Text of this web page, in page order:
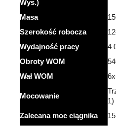
Wys.)
Masa
Szerokość robocza
Wydajność pracy
4
ObrotyWOM
Wał WOM
Mocowanie
1)
Zalecana moc ciągnika